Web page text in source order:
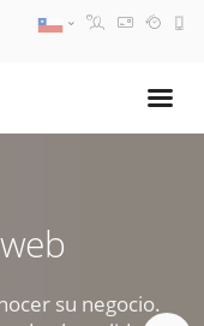
su negocio.